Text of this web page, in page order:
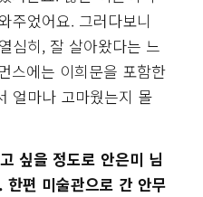
주었어요. 그러다보니
심히, 잘 살아왔다는 느
스에는 이희문을 포함한
얼마나 고마웠는지 몰
싶을 정도로 안은미 님
편 미술관으로 간 안무